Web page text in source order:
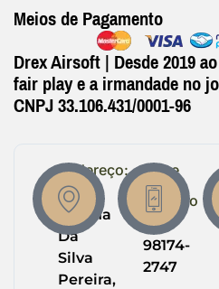
Meios de Pagamento
Drex Airsoft | Desde 2019
fair play e a irmandade no
CNPJ 33.106.431/0001-96
Endereço:
R.
Helena
Da
Silva
Pereira,
Entre
em
Contato
(64)
98174-
2747